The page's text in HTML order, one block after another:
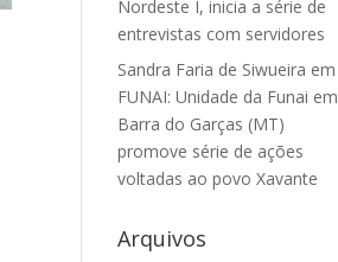
Nordeste I, inicia a série de
entrevistas com servidores
Sandra Faria de Siwueira em
FUNAI: Unidade da Funai em
Barra do Garças (MT)
promove série de ações
voltadas ao povo Xavante
Arquivos